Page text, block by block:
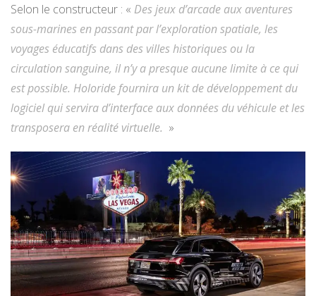
Selon le constructeur : « Des jeux d’arcade aux aventures
sous-marines en passant par l’exploration spatiale, les
voyages éducatifs dans des villes historiques ou la
circulation sanguine, il n’y a presque aucune limite à ce qui
est possible. Holoride fournira un kit de développement du
logiciel qui servira d’interface aux données du véhicule et les
transposera en réalité virtuelle. »